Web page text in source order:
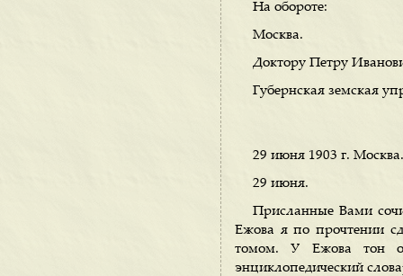
На обороте:
Москва.
Доктору Петру
Губернская земская
29 июня 1903 г. Москва.
29 июня.
Присланные Вами
Ежова я по прочтении
томом. У Ежова тон
энциклопедический